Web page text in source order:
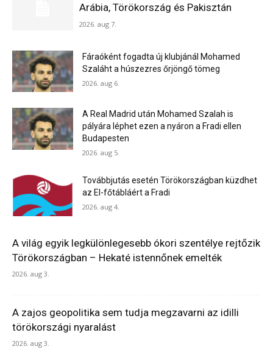
Arábia, Törökország és Pakisztán
2026. aug 7.
Fáraóként fogadta új klubjánál Mohamed
Szaláht a húszezres őrjöngő tömeg
2026. aug 6.
A Real Madrid után Mohamed Szalah is
pályára léphet ezen a nyáron a Fradi ellen
Budapesten
2026. aug 5.
Továbbjutás esetén Törökországban küzdhet
az El-főtábláért a Fradi
2026. aug 4.
A világ egyik legkülönlegesebb ókori szentélye rejtőzik
Törökországban – Hekaté istennőnek emelték
2026. aug 3.
A zajos geopolitika sem tudja megzavarni az idilli
törökországi nyaralást
2026. aug 3.